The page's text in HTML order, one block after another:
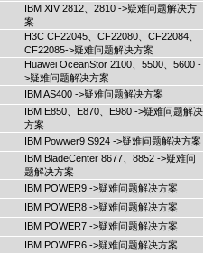
IBM XIV 2812、2810 ->疑难问题解决方
案
H3C CF22045、CF22080、CF22084、
CF22085->疑难问题解决方案
Huawei OceanStor 2100、5500、5600 -
>疑难问题解决方案
IBM AS400 ->疑难问题解决方案
IBM E850、E870、E980 ->疑难问题解决
方案
IBM Powwer9 S924 ->疑难问题解决方案
IBM BladeCenter 8677、8852 ->疑难问
题解决方案
IBM POWER9 ->疑难问题解决方案
IBM POWER8 ->疑难问题解决方案
IBM POWER7 ->疑难问题解决方案
IBM POWER6 ->疑难问题解决方案